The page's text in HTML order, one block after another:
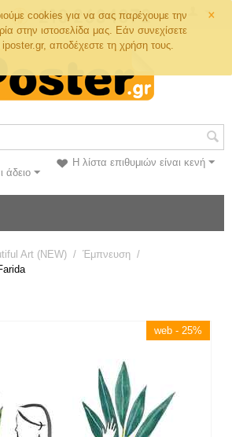
×
cookies για να σας παρέχουμε την
στην ιστοσελίδα μας. Εάν συνεχίσετε
αποδέχεστε τη χρήση τους.
Η λίστα επιθυμιών είναι κενή
άδειο
Art (NEW) / Έμπνευση /
web - 25%